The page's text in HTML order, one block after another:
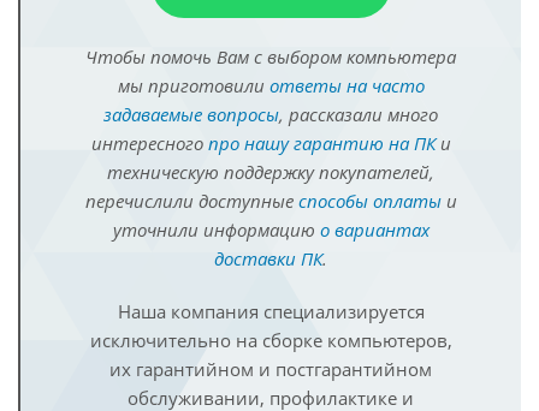
Чтобы помочь Вам с выбором компьютера
мы приготовили ответы на часто
задаваемые вопросы, рассказали много
интересного про нашу гарантию на ПКи
техническую поддержку покупателей,
перечислили доступные способы оплатыи
уточнили информацию о вариантах
доставки ПК.
Наша компания специализируется
исключительно на сборке компьютеров,
их гарантийном и постгарантийном
обслуживании, профилактике и